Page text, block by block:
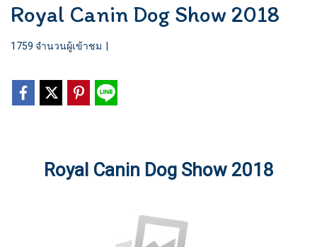
Royal Canin Dog Show 2018
1759 จำนวนผู้เข้าชม
Royal Canin Dog Show 2018